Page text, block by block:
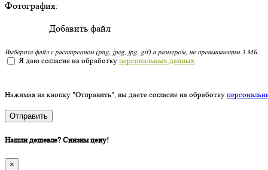
Фотография:
Добавить файл
Выберите файл с расширением (png, jpeg, jpg, gif) и размером, не превышающим 3 МБ.
Я даю согласие на обработку персональных данных
Нажимая на кнопку "Отправить", вы даете согласие на обработку
Отправить
Нашли дешевле? Снизим цену!
×